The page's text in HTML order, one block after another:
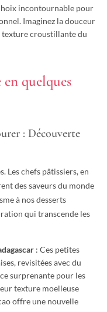
incontournable pour
Imaginez la douceur
texture croustillante du
quelques
: Découverte
Les chefs pâtissiers, en
des saveurs du monde
à nos desserts
qui transcende les
: Ces petites
revisitées avec du
surprenante pour les
texture moelleuse
offre une nouvelle